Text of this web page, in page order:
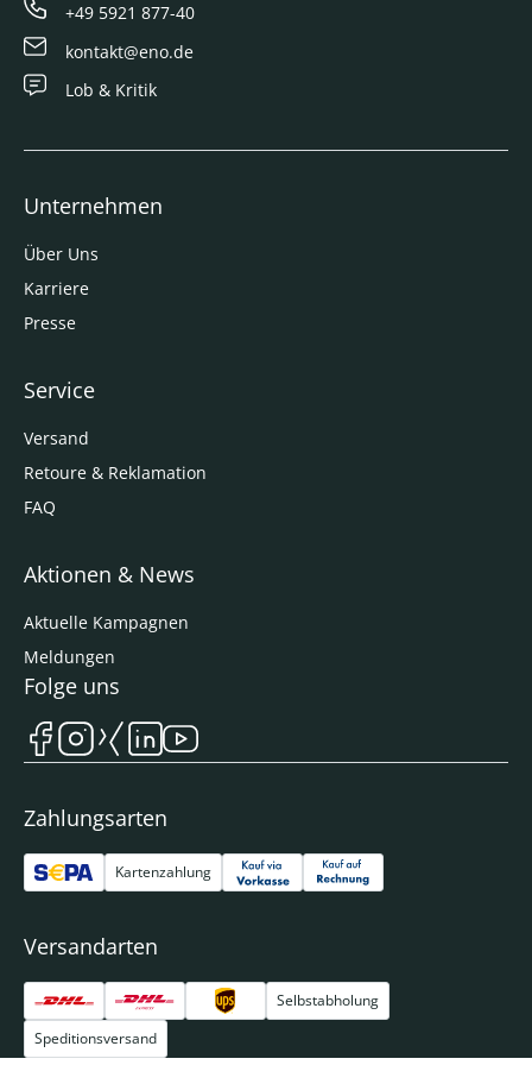
+49 5921 877-40
kontakt@eno.de
Lob & Kritik
Unternehmen
Über Uns
Karriere
Presse
Service
Versand
Retoure & Reklamation
FAQ
Aktionen & News
Aktuelle Kampagnen
Meldungen
Zahlungsarten
Kartenzahlung
Versandarten
Selbstabholung
Speditionsversand
Folge uns